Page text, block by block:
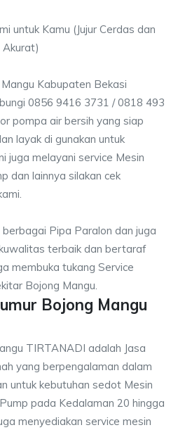
untuk Kamu (Jujur Cerdas dan
Akurat)
Kabupaten Bekasi
0856 9416 3731 / 0818 493
pompa air bersih yang siap
layak di gunakan untuk
juga melayani service Mesin
dan lainnya silakan cek
Pipa Paralon dan juga
terbaik dan bertaraf
membuka tukang Service
Bojong Mangu.
Bojong Mangu
TIRTANADI adalah Jasa
yang berpengalaman dalam
untuk kebutuhan sedot Mesin
pada Kedalaman 20 hingga
menyediakan service mesin